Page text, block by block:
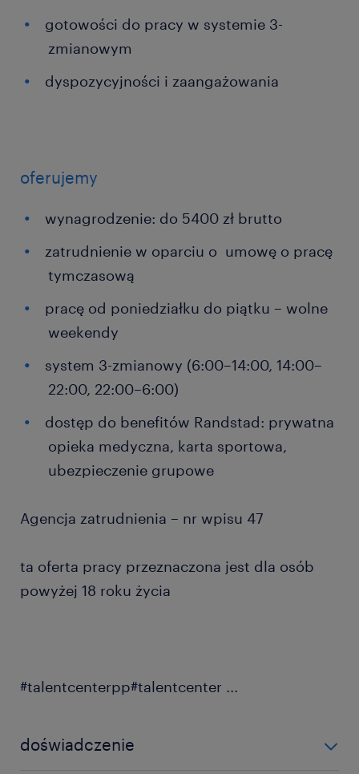
gotowości do pracy w systemie 3-
zmianowym
dyspozycyjności i zaangażowania
oferujemy
wynagrodzenie: do 5400 zł brutto
zatrudnienie w oparciu o umowę o pracę
tymczasową
pracę od poniedziałku do piątku – wolne
weekendy
system 3-zmianowy (6:00–14:00, 14:00–
22:00, 22:00–6:00)
dostęp do benefitów Randstad: prywatna
opieka medyczna, karta sportowa,
ubezpieczenie grupowe
Agencja zatrudnienia – nr wpisu 47
ta oferta pracy przeznaczona jest dla osób
powyżej 18 roku życia
#talentcenterpp#talentcenter ...
doświadczenie